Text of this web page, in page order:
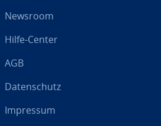
Newsroom
Hilfe-Center
AGB
Da­ten­schutz
Impressum